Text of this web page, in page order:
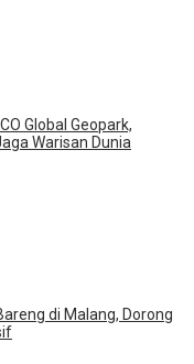
Global Geopark,
Warisan Dunia
di Malang, Dorong